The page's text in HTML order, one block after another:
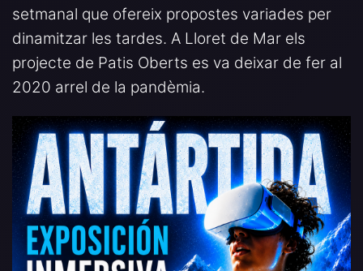
setmanal que ofereix propostes variades per
dinamitzar les tardes. A Lloret de Mar els
projecte de Patis Oberts es va deixar de fer al
2020 arrel de la pandèmia.